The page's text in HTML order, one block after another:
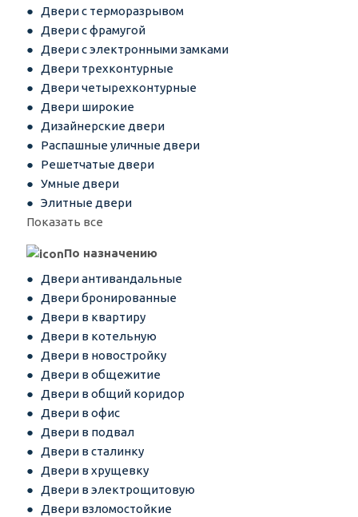
Двери с терморазрывом
Двери с фрамугой
Двери с электронными замками
Двери трехконтурные
Двери четырехконтурные
Двери широкие
Дизайнерские двери
Распашные уличные двери
Решетчатые двери
Умные двери
Элитные двери
Показать все
По назначению
Двери антивандальные
Двери бронированные
Двери в квартиру
Двери в котельную
Двери в новостройку
Двери в общежитие
Двери в общий коридор
Двери в офис
Двери в подвал
Двери в сталинку
Двери в хрущевку
Двери в электрощитовую
Двери взломостойкие